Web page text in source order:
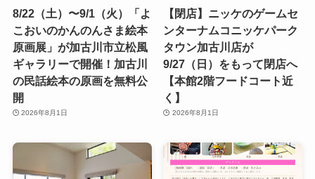
8/22（土）〜9/1（火）「よ
こおいのかんのんさま絵本
原画展」が加古川市立松風
ギャラリーで開催！加古川
の民話絵本の原画を無料公
開
2026年8月1日
【閉店】ニッケのゲームセ
ンターナムコニッケパーク
タウン加古川店が
9/27（日）をもって閉店へ
【本館2階フードコート近
く】
2026年8月1日